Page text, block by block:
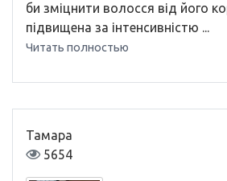
би зміцнити волосся від його
підвищена за інтенсивністю ...
Читать полностью
Тамара
5654